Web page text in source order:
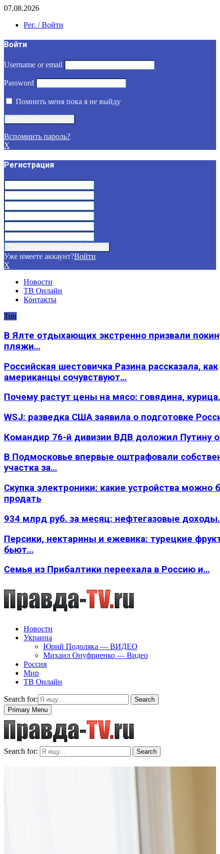
07.08.2026
Рег. / Войти
Войти
Username or email
Password
Помнить меня пока я не выйду
Вспомнить пароль?
X
Регистрация
Уже имеете аккаунт?Войти
X
Новости
ТВ Онлайн
Контакты
Топ
В Ялте отдыхающих экстренно призвали
пляжи…
Российская шестовичка Разина рассказала, как
американцы сочувствуют…
Почему растут цены на мясо: говядина,
WSJ: разведка США заявила о подготовке
Командир 76-й дивизии ВДВ доложил Путину
В Подмосковье впервые оштрафовали
участка за…
Скупка электроники: какие устройства можно
продать
934 млрд руб. за месяц: нефтегазовые
Персики, нектарины и ежевика: турецкие
бьют…
Семья из Прибалтики переехала в Россию и…
Новости
Украина
Юрий Подоляка — ВИДЕО
Михаил Онуфриенко — Видео
Россия
Мир
ТВ Онлайн
Search for:
Search
Primary Menu
Search for: Search